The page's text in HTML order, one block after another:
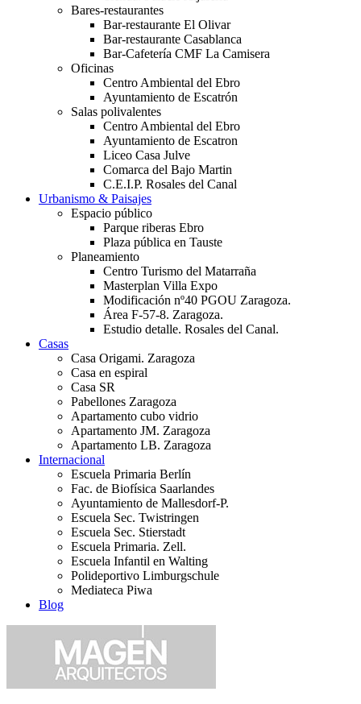
Bares-restaurantes
Bar-restaurante El Olivar
Bar-restaurante Casablanca
Bar-Cafetería CMF La Camisera
Oficinas
Centro Ambiental del Ebro
Ayuntamiento de Escatrón
Salas polivalentes
Centro Ambiental del Ebro
Ayuntamiento de Escatron
Liceo Casa Julve
Comarca del Bajo Martin
C.E.I.P. Rosales del Canal
Urbanismo & Paisajes
Espacio público
Parque riberas Ebro
Plaza pública en Tauste
Planeamiento
Centro Turismo del Matarraña
Masterplan Villa Expo
Modificación nº40 PGOU Zaragoza.
Área F-57-8. Zaragoza.
Estudio detalle. Rosales del Canal.
Casas
Casa Origami. Zaragoza
Casa en espiral
Casa SR
Pabellones Zaragoza
Apartamento cubo vidrio
Apartamento JM. Zaragoza
Apartamento LB. Zaragoza
Internacional
Escuela Primaria Berlín
Fac. de Biofísica Saarlandes
Ayuntamiento de Mallesdorf-P.
Escuela Sec. Twistringen
Escuela Sec. Stierstadt
Escuela Primaria. Zell.
Escuela Infantil en Walting
Polideportivo Limburgschule
Mediateca Piwa
Blog